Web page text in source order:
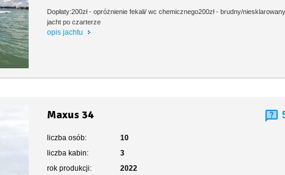
Dopłaty:200zł - opróżnienie fekali/ wc chemicznego200zł - brudny/niesklarowany
jacht po czarterze
opis jachtu
Maxus 34
liczba osób:
10
liczba kabin:
3
rok produkcji:
2022